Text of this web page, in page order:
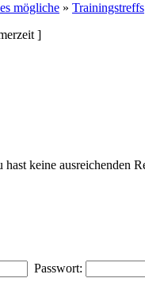
mögliche » Trainingstreffs
]
hast keine ausreichenden
Passwort: